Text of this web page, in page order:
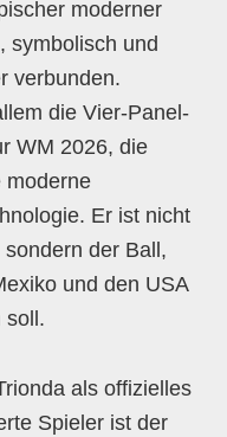
moderner
symbolisch und
verbunden.
die Vier-Panel-
WM 2026, die
moderne
Er ist nicht
der Ball,
und den USA
soll.
als offizielles
Spieler ist der